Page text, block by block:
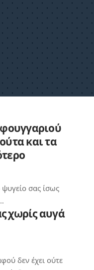
και τα
σας ίσως
χωρίς αυγά
δεν έχει ούτε